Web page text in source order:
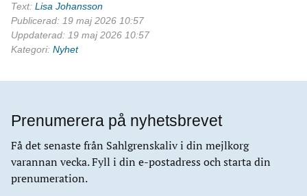
Text: Lisa Johansson
Publicerad: 19 maj 2026 10:57
Uppdaterad: 19 maj 2026 10:57
Kategori: Nyhet
Prenumerera på nyhetsbrevet
Få det senaste från Sahlgrenskaliv i din mejlkorg
varannan vecka. Fyll i din e-postadress och starta din
prenumeration.